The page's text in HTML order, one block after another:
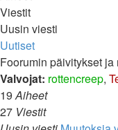
Viestit
Uusin viesti
Uutiset
Foorumin päivitykset
Valvojat: rottencreep,
19Aiheet
27 Viestit